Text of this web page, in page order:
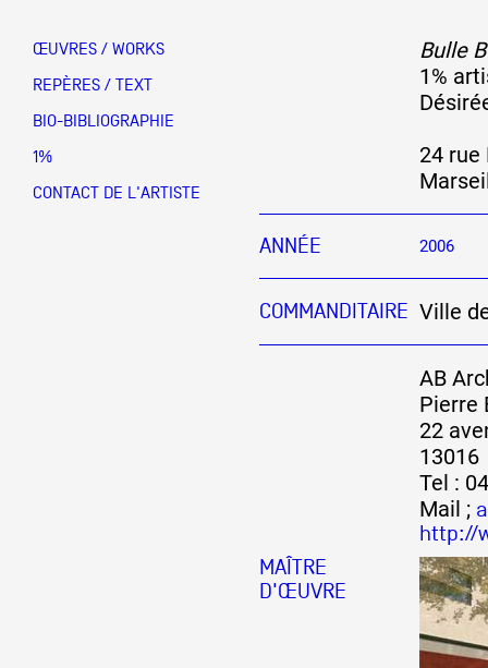
Partenaires
Crédits
Documentation
Visites d'ateliers
Production vidéo
ŒUVRES / WORKS
REPÈRES / TEXT
BIO-BIBLIOGRAPHIE
1%
CONTACT DE L'ARTISTE
Bulle
1%
24 rue
ANNÉE 2006
COMMANDITAIRE Ville
MAÎTRE
D'ŒUVRE
AB
Pierre
22
13016
Tel :
Mail ;
http://